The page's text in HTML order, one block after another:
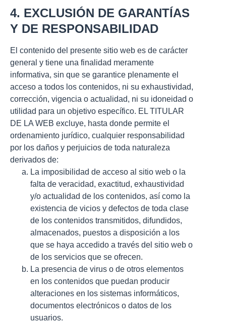
4. EXCLUSIÓN DE GARANTÍAS
Y DE RESPONSABILIDAD
El contenido del presente sitio web es de carácter
general y tiene una finalidad meramente
informativa, sin que se garantice plenamente el
acceso a todos los contenidos, ni su exhaustividad,
corrección, vigencia o actualidad, ni su idoneidad o
utilidad para un objetivo específico. EL TITULAR
DE LA WEB excluye, hasta donde permite el
ordenamiento jurídico, cualquier responsabilidad
por los daños y perjuicios de toda naturaleza
derivados de:
La imposibilidad de acceso al sitio web o la
falta de veracidad, exactitud, exhaustividad
y/o actualidad de los contenidos, así como la
existencia de vicios y defectos de toda clase
de los contenidos transmitidos, difundidos,
almacenados, puestos a disposición a los
que se haya accedido a través del sitio web o
de los servicios que se ofrecen.
La presencia de virus o de otros elementos
en los contenidos que puedan producir
alteraciones en los sistemas informáticos,
documentos electrónicos o datos de los
usuarios.